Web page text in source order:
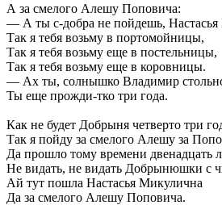
А за смелого Алешу Поповича:
— А ты с-добра не пойдешь,
Так я тебя возьму в портомойницы,
Так я тебя возьму еще в постельницы,
Так я тебя возьму еще в коровницы.
— Ах ты, солнышко Владимир
Ты еще прожди-тко три года.
Как не будет Добрыня четверто три
Так я пойду за смелого Алешу за
Да прошло тому времени двенадцать
Не видать, не видать Добрынюшки с
Ай тут пошла Настасья Микулична
Да за смелого Алешу Поповича.